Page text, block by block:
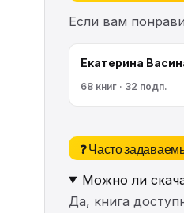
Если вам
Екатерина
68 книг · 32 подп.
❓ Часто
Можно ли
Да, книга